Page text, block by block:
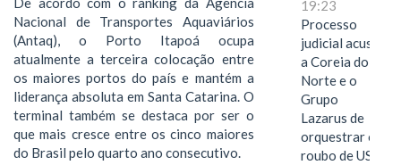
Nacional de Transportes Aquaviários
(Antaq), o Porto Itapoá ocupa
atualmente a terceira colocação entre
os maiores portos do país e mantém a
liderança absoluta em Santa Catarina. O
terminal também se destaca por ser o
que mais cresce entre os cinco maiores
do Brasil pelo quarto ano consecutivo.
19:23
Processo
judicial acusa
a Coreia do
Norte e o
Grupo
Lazarus de
orquestrar o
roubo de US$